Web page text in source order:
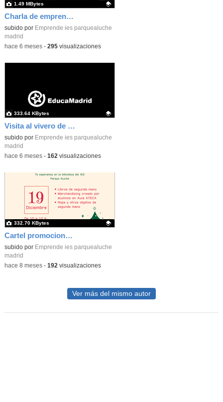
Charla de emprendimiento social
Contenido educativo.
subido por Emprende ies parquealuche
madrid
1.49 MBytes
-hace 6 meses- 295visualizaciones
Visita al vivero de empresas de Carabanchel
Contenido educativo.
subido por Emprende ies parquealuche
madrid
333.64 KBytes
-hace 6 meses- 162 visualizaciones
Cartel promocional del mercadillo navideño del IES Parque Aluche
Contenido educativo.
subido por Emprende ies parquealuche
madrid
332.70 KBytes
-hace 8 meses- 192 visualizaciones
Ver más del mismo autor